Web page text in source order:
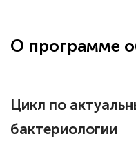
большое
О программе
Цикл по
бактериологии